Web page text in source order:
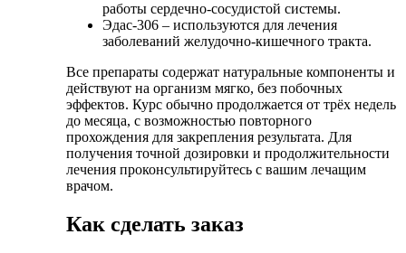
работы сердечно-сосудистой системы.
Эдас-306 – используются для лечения
заболеваний желудочно-кишечного тракта.
Все препараты содержат натуральные компоненты и
действуют на организм мягко, без побочных
эффектов. Курс обычно продолжается от трёх недель
до месяца, с возможностью повторного
прохождения для закрепления результата. Для
получения точной дозировки и продолжительности
лечения проконсультируйтесь с вашим лечащим
врачом.
Как сделать заказ